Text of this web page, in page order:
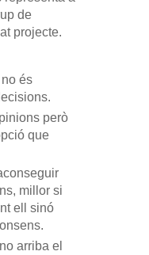
de
projecte.
és
però
que
millor si
ell sinó
arriba el